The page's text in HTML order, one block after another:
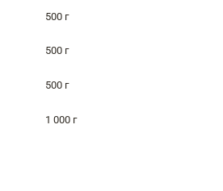
500 г
500 г
500 г
1 000 г